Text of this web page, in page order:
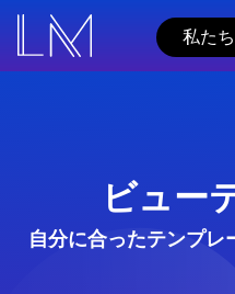
私た
ビュー
自分に合ったテンプレ